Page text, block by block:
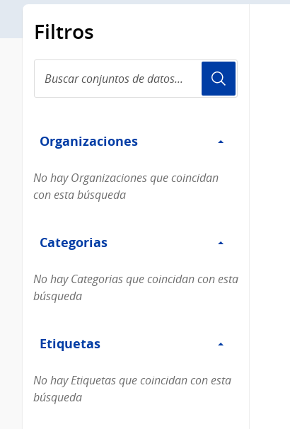
Filtros
conjuntos
de
Organizaciones
Organizaciones
No hay Organizaciones que coincidan
con esta búsqueda
Categorias
Categorias
No hay Categorias que coincidan con esta
búsqueda
Etiquetas
Etiquetas
No hay Etiquetas que coincidan con esta
búsqueda